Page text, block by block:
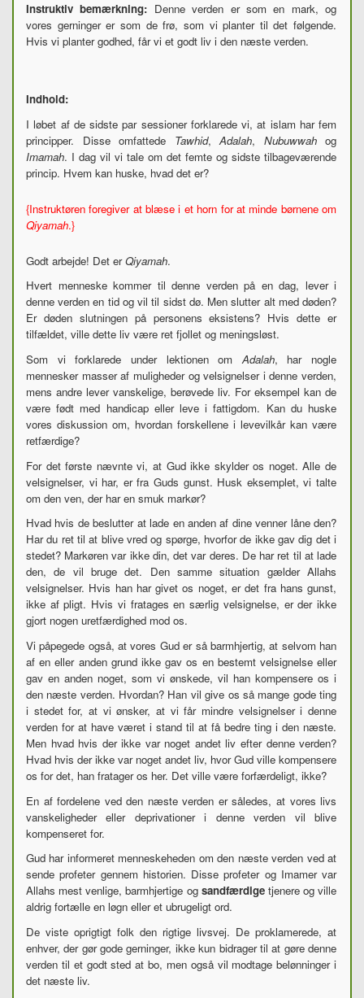
Instruktiv bemærkning: Denne verden er som en mark, og
vores gerninger er som de frø, som vi planter til det følgende.
Hvis vi planter godhed, får vi et godt liv i den næste verden.
Indhold:
I løbet af de sidste par sessioner forklarede vi, at islam har fem
principper. Disse omfattede Tawhid,Adalah, Nubuwwahog
Imamah. I dag vil vi tale om det femte og sidste tilbageværende
princip. Hvem kan huske, hvad det er?
{Instruktøren foregiver at blæse i et horn for at minde børnene om
Qiyamah.}
Godt arbejde! Det erQiyamah.
Hvert menneske kommer til denne verden på en dag, lever i
denne verden en tid og vil til sidst dø. Men slutter alt med døden?
Er døden slutningen på personens eksistens? Hvis dette er
tilfældet, ville dette liv være ret fjollet og meningsløst.
Som vi forklarede under lektionen omAdalah, har nogle
mennesker masser af muligheder og velsignelser i denne verden,
mens andre lever vanskelige, berøvede liv. For eksempel kan de
være født med handicap eller leve i fattigdom. Kan du huske
vores diskussion om, hvordan forskellene i levevilkår kan være
retfærdige?
For det første nævnte vi, at Gud ikke skylder os noget. Alle de
velsignelser, vi har, er fra Guds gunst. Husk eksemplet, vi talte
om den ven, der har en smuk markør?
Hvad hvis de beslutter at lade en anden af dine venner låne den?
Har du ret til at blive vred og spørge, hvorfor de ikke gav dig det i
stedet? Markøren var ikke din, det var deres. De har ret til at lade
den, de vil bruge det. Den samme situation gælder Allahs
velsignelser. Hvis han har givet os noget, er det fra hans gunst,
ikke af pligt. Hvis vi fratages en særlig velsignelse, er der ikke
gjort nogen uretfærdighed mod os.
Vi påpegede også, at vores Gud er så barmhjertig, at selvom han
af en eller anden grund ikke gav os en bestemt velsignelse eller
gav en anden noget, som vi ønskede, vil han kompensere os i
den næste verden. Hvordan? Han vil give os så mange gode ting
i stedet for, at vi ønsker, at vi får mindre velsignelser i denne
verden for at have været i stand til at få bedre ting i den næste.
Men hvad hvis der ikke var noget andet liv efter denne verden?
Hvad hvis der ikke var noget andet liv, hvor Gud ville kompensere
os for det, han fratager os her. Det ville være forfærdeligt, ikke?
En af fordelene ved den næste verden er således, at vores livs
vanskeligheder eller deprivationer i denne verden vil blive
kompenseret for.
Gud har informeret menneskeheden om den næste verden ved at
sende profeter gennem historien. Disse profeter og Imamer var
Allahs mest venlige, barmhjertige og sandfærdigetjenere og ville
aldrig fortælle en løgn eller et ubrugeligt ord.
De viste oprigtigt folk den rigtige livsvej. De proklamerede, at
enhver, der gør gode gerninger, ikke kun bidrager til at gøre denne
verden til et godt sted at bo, men også vil modtage belønninger i
det næste liv.